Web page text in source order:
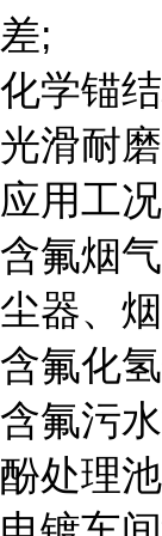
差;
化学锚
光滑耐
应用工
含氟烟
尘器、
含氟化
含氟污
酚处理